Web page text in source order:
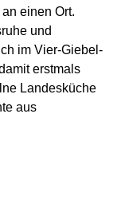
einen Ort.
und
im Vier-Giebel-
erstmals
Landesküche
aus